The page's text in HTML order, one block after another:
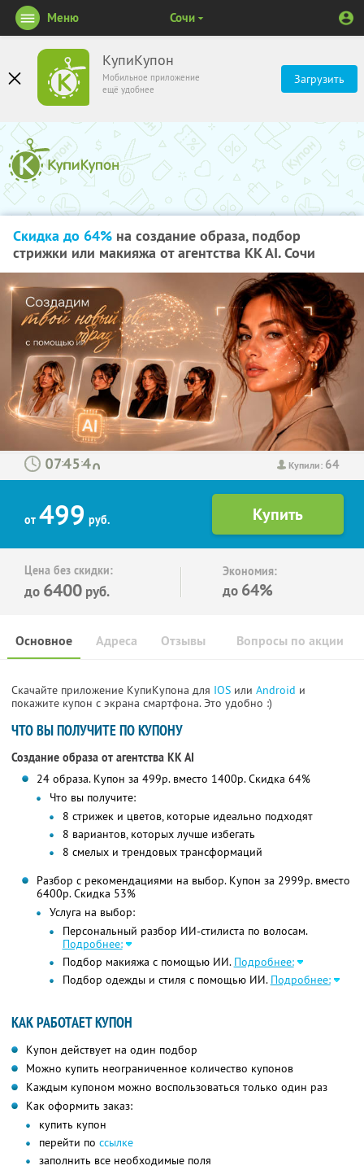
КупиКупон
Мобильное приложение
ещё удобнее
Загрузить
Меню Сочи
Скидка до 64% на создание образа, подбор
стрижки или макияжа от агентства KK AI. Сочи
Купили: 64
: :
от 499 руб.
Цена без скидки:
до 6400 руб.
Экономия:
до 64%
Основное Отзывы Вопросы по акции
Адреса
Скачайте приложение КупиКупона для IOS или Android и
покажите купон с экрана смартфона. Это удобно :)
ЧТО ВЫ ПОЛУЧИТЕ ПО КУПОНУ
Создание образа от агентства KK AI
24 образа. Купон за 499р. вместо 1400р. Скидка 64%
Что вы получите:
8 стрижек и цветов, которые идеально подходят
8 вариантов, которых лучше избегать
8 смелых и трендовых трансформаций
Разбор с рекомендациями на выбор. Купон за 2999р. вместо
6400р. Скидка 53%
Услуга на выбор:
Персональный разбор ИИ-стилиста по волосам.
Подробнее:
Подбор макияжа с помощью ИИ. Подробнее:
Подбор одежды и стиля с помощью ИИ. Подробнее:
КАК РАБОТАЕТ КУПОН
Купон действует на один подбор
Можно купить неограниченное количество купонов
Каждым купоном можно воспользоваться только один раз
Как оформить заказ:
купить купон
перейти по ссылке
заполнить все необходимые поля